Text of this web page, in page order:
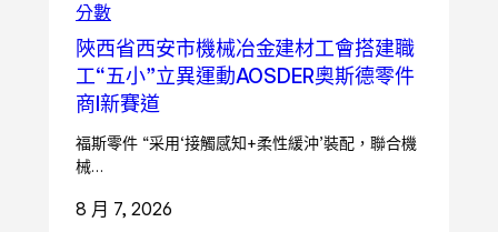
分數
陜西省西安市機械冶金建材工會搭建職
工“五小”立異運動AOSDER奧斯德零件
商I新賽道
福斯零件 “采用‘接觸感知+柔性緩沖’裝配，聯合機
械…
8 月 7, 2026